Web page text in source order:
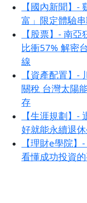
【國內新聞】
富」限定體驗
【股票】- 南
比衝57% 解密
線
【資產配置】
關稅 台灣太陽
存
【生涯規劃】
好就能永續退休
【理財e學院
看懂成功投資